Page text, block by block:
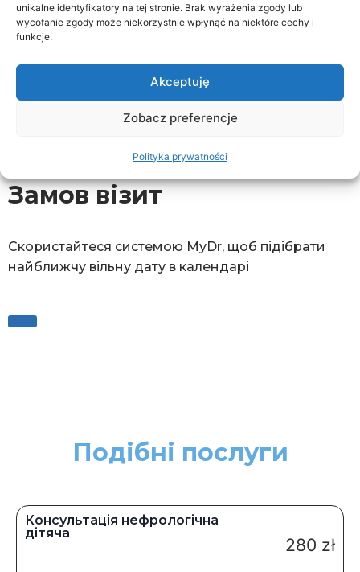
unikalne identyfikatory na tej stronie. Brak wyrażenia zgody lub
wycofanie zgody może niekorzystnie wpłynąć na niektóre cechy i
funkcje.
Akceptuję
Zobacz preferencje
Polityka prywatności
Запишіться на прийом, і ми передзвонимо
вам, щоб узгодити зустріч
Замов візит
Скористайтеся системою MyDr, щоб підібрати
найближчу вільну дату в календарі
Подібні послуги
Консультація нефрологічна
дітяча
280 zł